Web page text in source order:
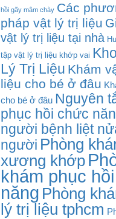
hồi gãy mâm chày Các
pháp vật lý trị liệu
vật lý trị liệu tại nhà
tập vật lý trị liệu khớp vai
Lý Trị Liệu Khám
liệu cho bé ở đâu
cho bé ở đâu Nguyên
phục hồi chức
người bệnh liệt
người Phòng
xương khớp
khám phục
năng Phòng
lý trị liệu tphcm